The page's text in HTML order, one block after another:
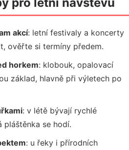
akcí: letní festivaly a koncerty
ověřte si termíny předem.
horkem: klobouk, opalovací
základ, hlavně při výletech po
: v létě bývají rychlé
pláštěnka se hodí.
: u řeky i přírodních